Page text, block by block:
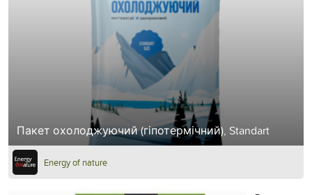
Пакет охолоджуючий (гіпотермічний), Standart
Energy of nature